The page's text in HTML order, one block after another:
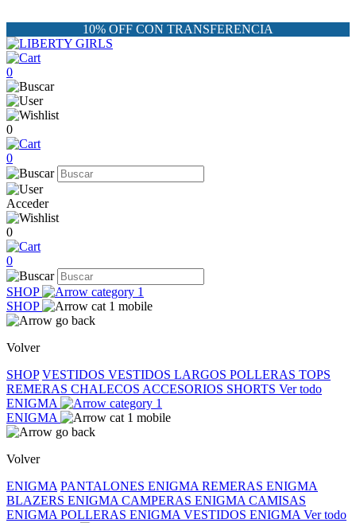
10% OFF CON TRANSFERENCIA
0
0
0
Acceder
0
0
SHOP
SHOP
Volver
SHOP VESTIDOS VESTIDOS LARGOS POLLERAS TOPS
REMERAS CHALECOS ACCESORIOS SHORTS Ver todo
ENIGMA
ENIGMA
Volver
ENIGMA PANTALONES ENIGMA REMERAS ENIGMA
BLAZERS ENIGMA CAMPERAS ENIGMA CAMISAS
ENIGMA POLLERAS ENIGMA VESTIDOS ENIGMA Ver todo